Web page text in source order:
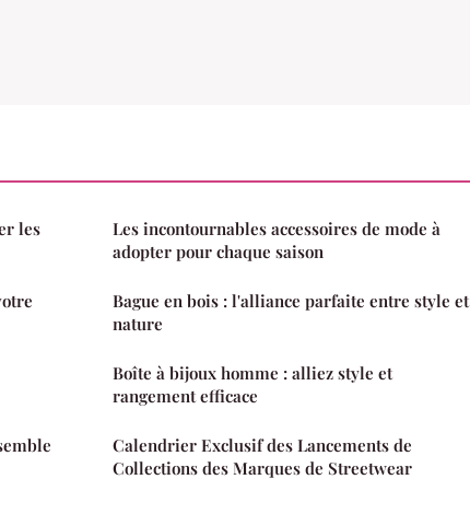
les
Les incontournables accessoires de mode à
adopter pour chaque saison
Bague en bois : l'alliance parfaite entre style et
nature
Boîte à bijoux homme : alliez style et
rangement efficace
Calendrier Exclusif des Lancements de
Collections des Marques de Streetwear